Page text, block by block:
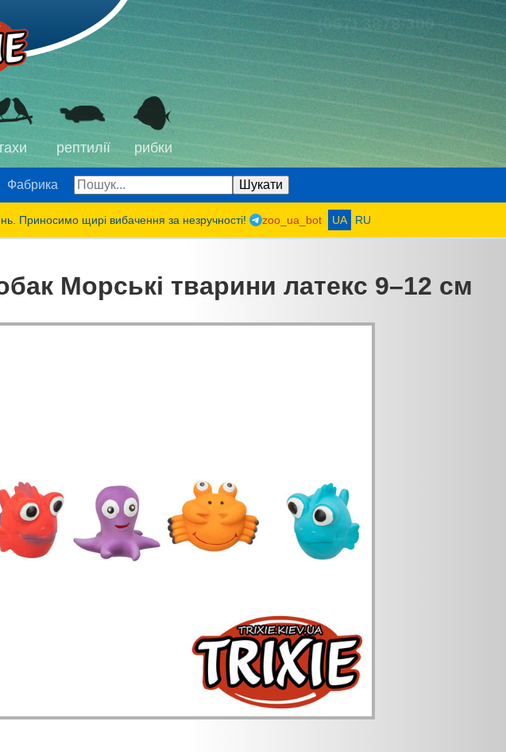
(067) 3878-300
рептилії рибки
Фабрика
Приносимо щирі вибачення за незручності! zoo_ua_bot UA RU
Морські тварини латекс 9–12 см